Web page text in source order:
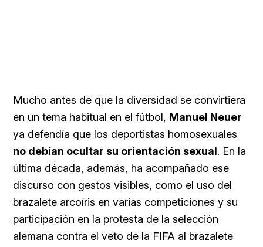
Mucho antes de que la diversidad se convirtiera
en un tema habitual en el fútbol, Manuel Neuer
ya defendía que los deportistas homosexuales
no debían ocultar su orientación sexual. En la
última década, además, ha acompañado ese
discurso con gestos visibles, como el uso del
brazalete arcoíris en varias competiciones y su
participación en la protesta de la selección
alemana contra el veto de la FIFA al brazalete